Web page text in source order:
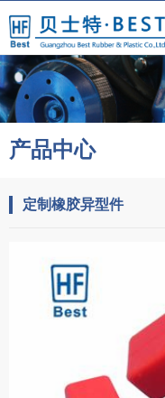
产品中心
定制橡胶异型件